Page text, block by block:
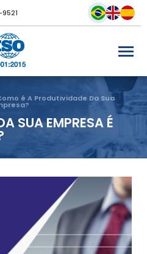
é A Produtividade Da Sua
SUA EMPRESA É